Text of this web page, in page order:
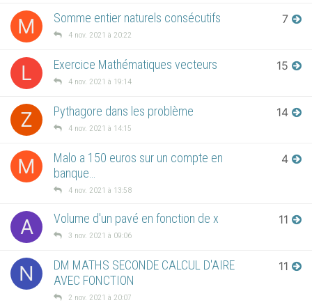
M Somme entier naturels consécutifs
4 nov. 2021 à 20:22
7
L Exercice Mathématiques vecteurs
4 nov. 2021 à 19:14
15
Z Pythagore dans les problème
4 nov. 2021 à 14:15
14
M
Malo a 150 euros sur un compte en
banque…
4 nov. 2021 à 13:58
4
A Volume d'un pavé en fonction de x
3 nov. 2021 à 09:06
11
N
DM MATHS SECONDE CALCUL D'AIRE
AVEC FONCTION
2 nov. 2021 à 20:07
11